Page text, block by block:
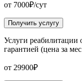
от 7000₽/сут
Получить услугу
Услуги реабилитации
гарантией (цена за
от 29900₽